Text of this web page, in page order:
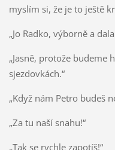
myslím si, že je to ještě
„Jo Radko, výborně a
„Jasně, protože budeme
sjezdovkách.“
„Když nám Petro budeš
„Za tu naší snahu!“
„Tak se rychle zapotíš!“